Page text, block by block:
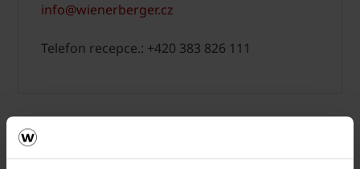
info@wienerberger.cz
Telefon recepce.: +420 383 826 111
Kompletní sady log (balíčky)